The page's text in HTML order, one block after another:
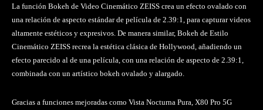
La función Bokeh de Video Cinemático ZEISS crea un efecto ovalado con
una relación de aspecto estándar de película de 2.39:1, para capturar videos
altamente estéticos y expresivos. De manera similar, Bokeh de Estilo
Cinemático ZEISS recrea la estética clásica de Hollywood, añadiendo un
efecto parecido al de una película, con una relación de aspecto de 2.39:1,
combinada con un artístico bokeh ovalado y alargado.
Gracias a funciones mejoradas como Vista Nocturna Pura, X80 Pro 5G